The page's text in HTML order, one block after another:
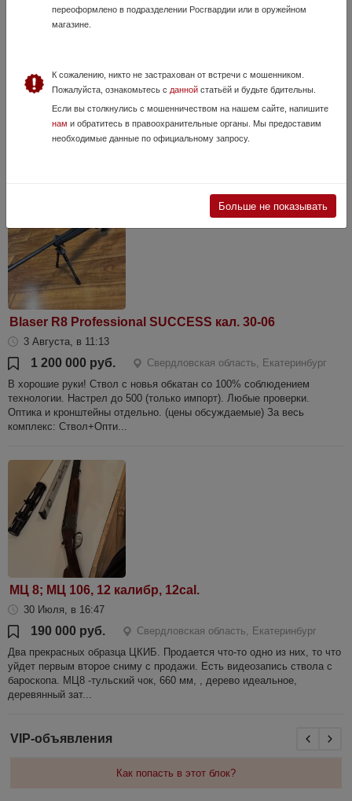
28 Июля, в 08:11
219 900 руб.
Свердловская область, Екатеринбург
Оружие гладкоствольное МЦ 108-03 Калибр 12х70 Стволы 750мм
Сверловка 18,5мм Дульные сужения чок/усиленный чок (1мм/1,2мм)
Оценочное состояние 4 Железо в идеале, по дереву есть мелкие
Blaser R8 Professional SUCCESS кал. 30-06
3 Августа, в 11:13
1 200 000 руб.
Свердловская область, Екатеринбург
В хорошие руки! Ствол с новья обкатан со 100% соблюдением
технологии. Настрел до 500 (только импорт). Любые проверки.
Оптика и кронштейны отдельно. (цены обсуждаемые) За весь
комплекс: Ствол+Опти...
МЦ 8; МЦ 106, 12 калибр, 12cal.
30 Июля, в 16:47
190 000 руб.
Свердловская область, Екатеринбург
Два прекрасных образца ЦКИБ. Продается что-то одно из них, то что
уйдет первым второе сниму с продажи. Есть видеозапись ствола с
бароскопа. МЦ8 -тульский чок, 660 мм, , дерево идеальное,
деревянный зат...
переоформлено в подразделении Росгвардии или в оружейном
магазине.
К сожалению, никто не застрахован от встречи с мошенником.
Пожалуйста, ознакомьтесь с даннойстатьёй и будьте бдительны.
Если вы столкнулись с мошенничеством на нашем сайте, напишите
нам и обратитесь в правоохранительные органы. Мы предоставим
необходимые данные по официальному запросу.
Больше не показывать
VIP-объявления
Как попасть в этот блок?